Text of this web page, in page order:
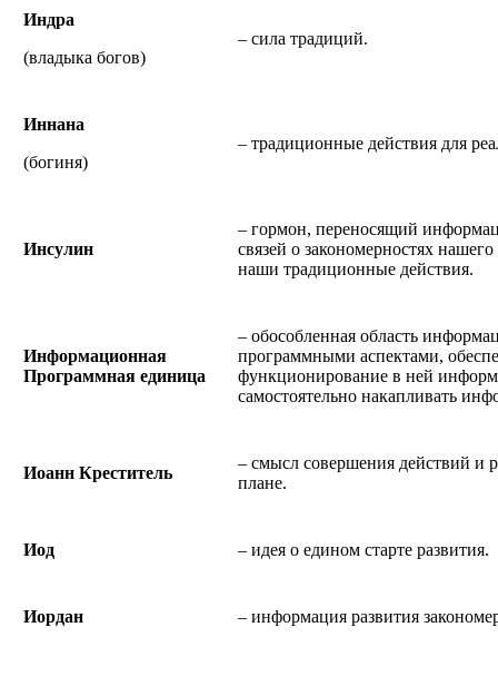
Индра
(владыка богов)
– сила традиций.
Иннана
(богиня)
– традиционные действия для
Инсулин
– гормон, переносящий
связей о закономерностях
наши традиционные действия.
Информационная
Программная единица
– обособленная область
программными аспектами,
функционирование в ней
самостоятельно накапливать
Иоанн Креститель
– смысл совершения действий и
плане.
Иод – идея о едином старте развития.
Иордан – информация развития